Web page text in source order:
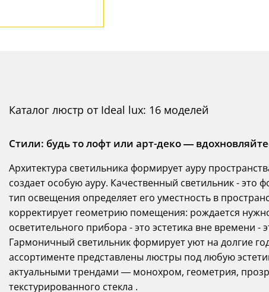
Каталог люстр от Ideal lux: 16 моделей
Стили: будь то лофт или арт-деко —
Архитектура светильника формирует ауру
создает особую ауру. Качественный светильник - это
тип освещения определяет его уместность в
корректирует геометрию помещения: рождается
осветительного прибора - это эстетика вне времени
Гармоничный светильник формирует уют на долгие
ассортименте представлены люстры под любую
актуальными трендами — монохром, геометрия,
текстурированного стекла .